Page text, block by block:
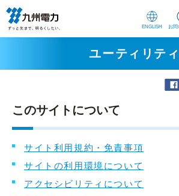
ENGLISH お
ユーティリティ
このサイトについて
サイト利用規約・免責事項
サイトの利用環境について
アクセシビリティについて